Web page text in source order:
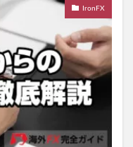
IronFX